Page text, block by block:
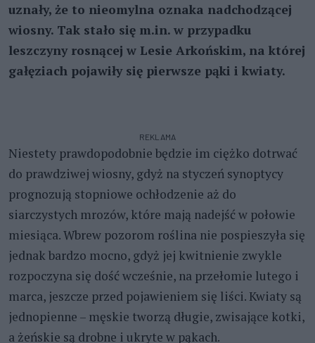
uznały, że to nieomylna oznaka nadchodzącej
wiosny. Tak stało się m.in. w przypadku
leszczyny rosnącej w Lesie Arkońskim, na której
gałęziach pojawiły się pierwsze pąki i kwiaty.
REKLAMA
Niestety prawdopodobnie będzie im ciężko dotrwać
do prawdziwej wiosny, gdyż na styczeń synoptycy
prognozują stopniowe ochłodzenie aż do
siarczystych mrozów, które mają nadejść w połowie
miesiąca. Wbrew pozorom roślina nie pospieszyła się
jednak bardzo mocno, gdyż jej kwitnienie zwykle
rozpoczyna się dość wcześnie, na przełomie lutego i
marca, jeszcze przed pojawieniem się liści. Kwiaty są
jednopienne – męskie tworzą długie, zwisające kotki,
a żeńskie są drobne i ukryte w pąkach.